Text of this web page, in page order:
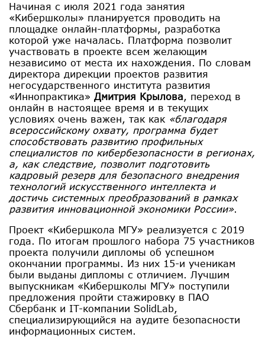
Начиная с июля 2021 года занятия
«Кибершколы» планируется проводить на
площадке онлайн-платформы, разработка
которой уже началась. Платформа позволит
участвовать в проекте всем желающим
независимо от места их нахождения. По словам
директора дирекции проектов развития
негосударственного института развития
«Иннопрактика» Дмитрия Крылова, переход в
онлайн в настоящее время и в текущих
условиях очень важен, так как «благодаря
всероссийскому охвату, программа будет
способствовать развитию профильных
специалистов по кибербезопасности в регионах,
а, как следствие, позволит подготовить
кадровый резерв для безопасного внедрения
технологий искусственного интеллекта и
достичь системных преобразований в рамках
развития инновационной экономики России».
Проект «Кибершкола МГУ» реализуется с 2019
года. По итогам прошлого набора 75 участников
проекта получили дипломы об успешном
окончании программы. Из них 15-и ученикам
были выданы дипломы с отличием. Лучшим
выпускникам «Кибершколы МГУ» поступили
предложения пройти стажировку в ПАО
Сбербанк и IT-компании SolidLab,
специализирующийся на аудите безопасности
информационных систем.